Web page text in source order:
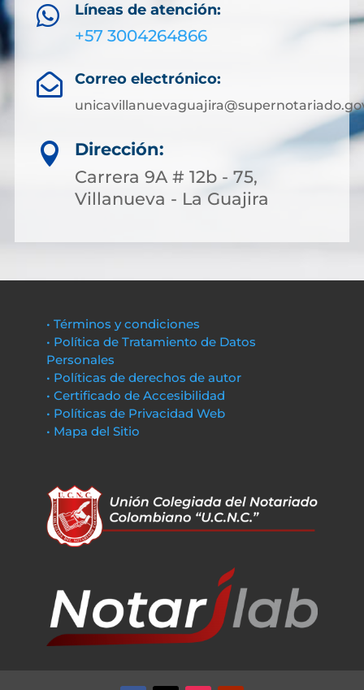
 Líneas de atención:
+57 3004264866
 Correo electrónico:

Dirección:
Carrera 9A # 12b - 75,
Villanueva - La Guajira
• Términos y condiciones
• Política de Tratamiento de Datos
Personales
• Políticas de derechos de autor
• Certificado de Accesibilidad
• Políticas de Privacidad Web
• Mapa del Sitio